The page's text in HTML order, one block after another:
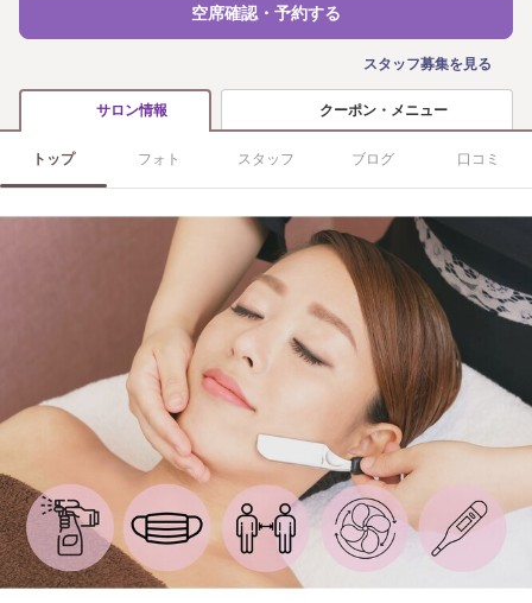
空席確認・予約する
スタッフ募集を見る
サロン情報 クーポン・メニュー
トップ フォト スタッフ ブログ 口コミ